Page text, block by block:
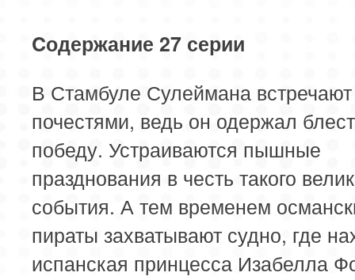
Cодержание 27 серии
В Стамбуле Сулеймана
почестями, ведь он одержал
победу. Устраиваются пышные
празднования в честь такого
события. А тем временем
пираты захватывают судно, где
испанская принцесса Изабелла